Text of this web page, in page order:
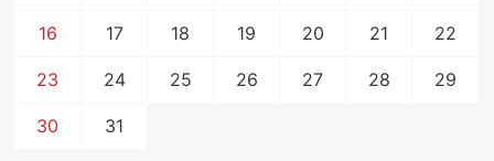
16 17 18 19 20 21 22
23 24 25 26 27 28 29
30 31